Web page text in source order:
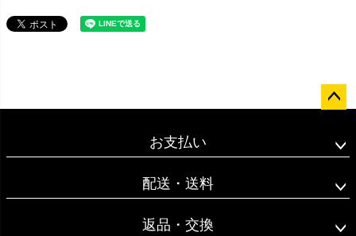
ップ
お支払い
配送・送料
返品・交換